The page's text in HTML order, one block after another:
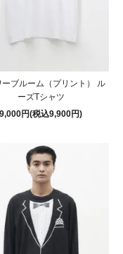
ーブルーム（プリント） ル
ーズTシャツ
9,000円(税込9,900円)